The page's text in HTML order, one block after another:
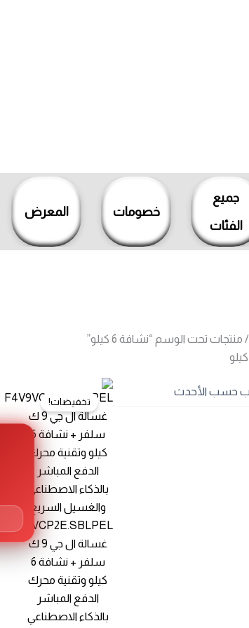
جميع
الفئات
خصومات المعرض
/ منتجات تحت الوسم “نشافة 6 كيلو”
تخفيضات!
F4V9VCP2E.SBLPEL
غسالة ال جي 9 ك
سلفر + نشافة 6
كيلو وتقنية محرك
الدفع المباشر
بالذكاء الاصطناعي